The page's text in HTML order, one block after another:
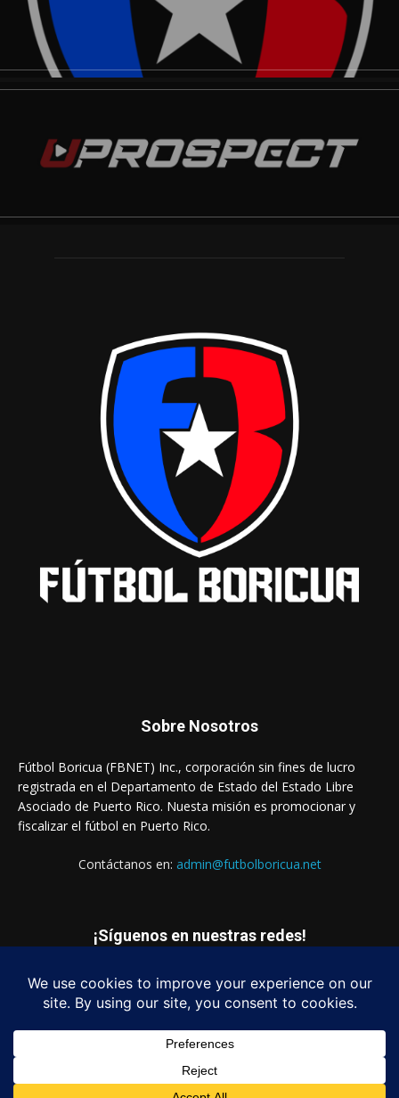
Sobre Nosotros
Fútbol Boricua (FBNET) Inc., corporación sin fines de lucro
registrada en el Departamento de Estado del Estado Libre
Asociado de Puerto Rico. Nuesta misión es promocionar y
fiscalizar el fútbol en Puerto Rico.
Contáctanos en: admin@futbolboricua.net
¡Síguenos en nuestras redes!
© Copyright 2023 - Fútbol Boricua (FBNET) Inc.